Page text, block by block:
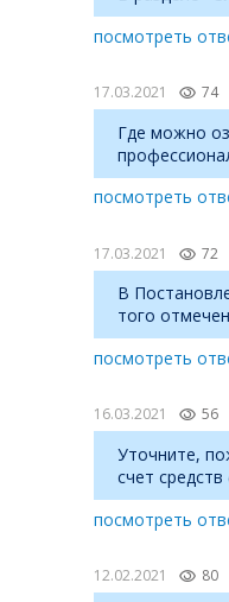
посмотреть
17.03.2021 74
Где можно
посмотреть
17.03.2021 72
В
того
посмотреть
16.03.2021 56
Уточните,
счет
посмотреть
12.02.2021 80